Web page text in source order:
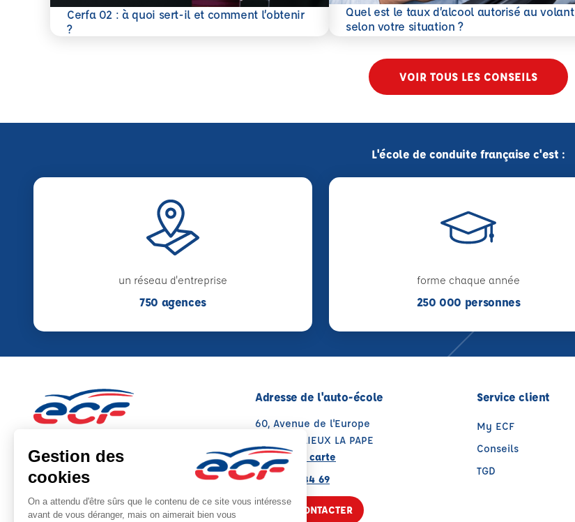
Cerfa 02 : à quoi sert-il et comment l’obtenir
?
En savoir plus
Quel est le taux d’alcool autorisé au volant
selon votre situation ?
En savoir plus
VOIR TOUS LES CONSEILS
L'école de conduite française c'est :
un réseau d'entreprise
750 agences
forme chaque année
250 000 personnes
Note : 4.6/5
Moyenne calculée sur 65 avis
Adresse de l'auto-école
60, Avenue de l'Europe
69140 RILLIEUX LA PAPE
Voir sur la carte
04 78 88 84 69
NOUS CONTACTER
Service client
My ECF
Conseils
TGD